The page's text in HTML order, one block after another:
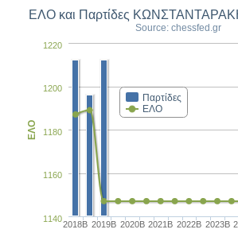
ΕΛΟ και Παρτίδες
Source: chessfed.gr
Παρτίδες
ΕΛΟ
2018B 2019B 2020B 2021B 2022B 2023B
1140
1160
1180
1200
1220
ΕΛΟ